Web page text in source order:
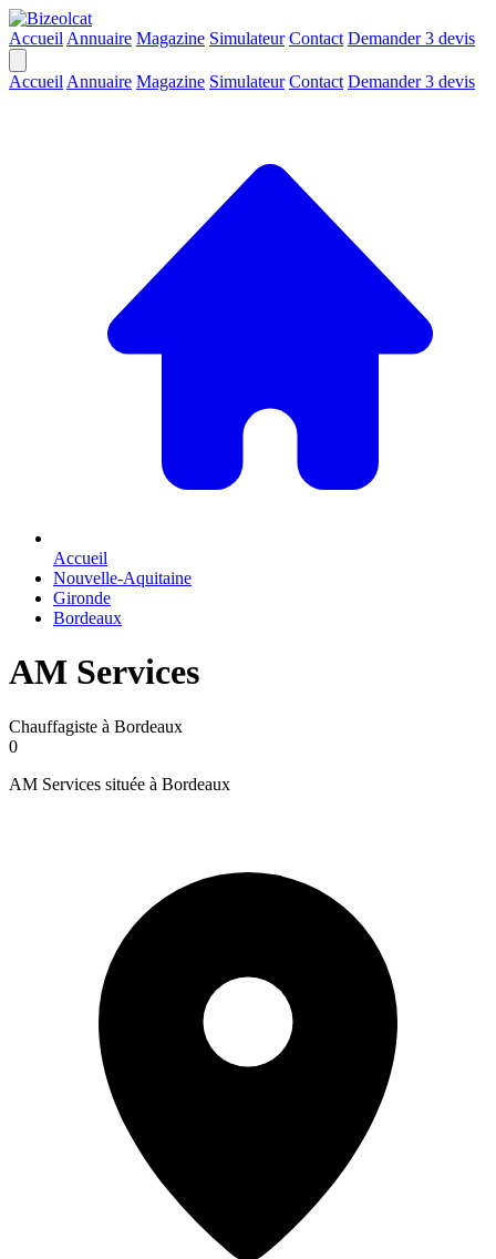
Accueil Annuaire Magazine Simulateur Contact Demander 3 devis
Accueil Annuaire Magazine Simulateur Contact Demander 3 devis
Accueil
Nouvelle-Aquitaine
Gironde
Bordeaux
AM Services
Chauffagiste à Bordeaux
0
AM Services située à Bordeaux